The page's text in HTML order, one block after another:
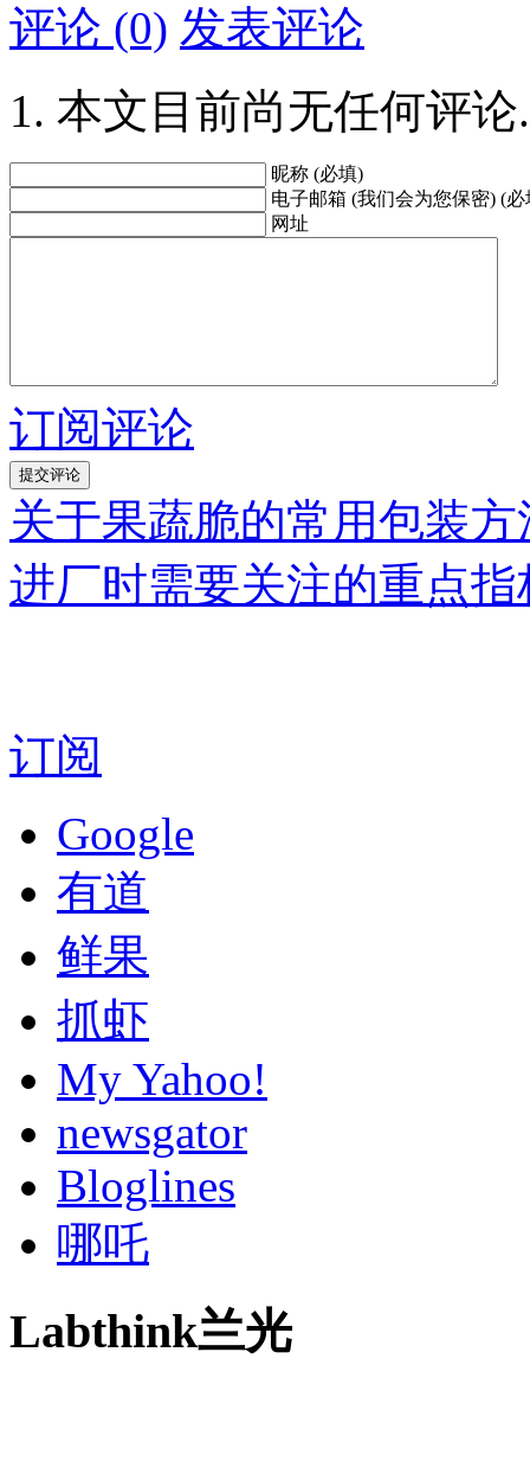
评论 (0) 发表评论
本文目前尚无任何评论.
昵称 (必填)
电子邮箱 (我们会为您保密) (必
网址
订阅评论
关于果蔬脆的常用包装
进厂时需要关注的重点指
订阅
Google
有道
鲜果
抓虾
My Yahoo!
newsgator
Bloglines
哪吒
Labthink兰光